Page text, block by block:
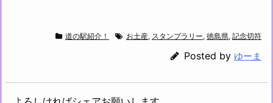
道の駅紹介！ お土産, スタンプラリー, 徳島県, 記念切符
Posted by ゆーま